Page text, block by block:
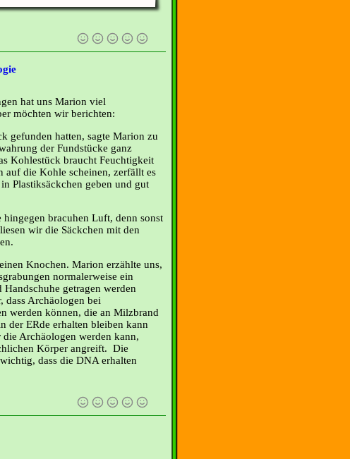
hat uns Marion viel
möchten wir berichten:
gefunden hatten, sagte Marion zu
der Fundstücke ganz
Kohlestück braucht Feuchtigkeit
auf die Kohle scheinen, zerfällt es
Plastiksäckchen geben und gut
bracuhen Luft, denn sonst
wir die Säckchen mit den
Knochen. Marion erzählte uns,
normalerweise ein
getragen werden
dass Archäologen bei
werden können, die an Milzbrand
der ERde erhalten bleiben kann
Archäologen werden kann,
Körper angreift. Die
dass die DNA erhalten